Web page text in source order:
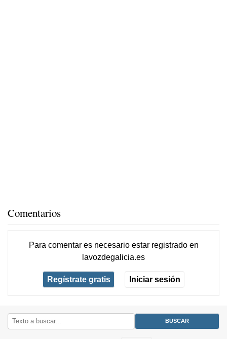
Comentarios
Para comentar es necesario estar registradoen
lavozdegalicia.es
Regístrate gratis Iniciar sesión